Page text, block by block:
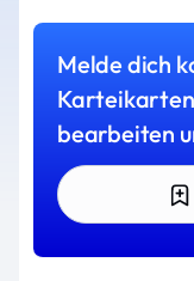
Melde dich
Karteikarten
bearbeiten